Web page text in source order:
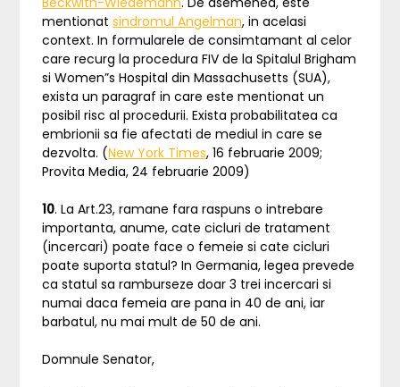
mentionatsindromul Angelman, in acelasi
context. In formularele de consimtamant al celor
care recurg la procedura FIV de la Spitalul Brigham
si Women”s Hospital din Massachusetts (SUA),
exista un paragraf in care este mentionat un
posibil risc al procedurii. Exista probabilitatea ca
embrionii sa fie afectati de mediul in care se
dezvolta. (New York Times, 16 februarie 2009;
Provita Media, 24 februarie 2009)
10. La Art.23, ramane fara raspuns o intrebare
importanta, anume, cate cicluri de tratament
(incercari) poate face o femeie si cate cicluri
poate suporta statul? In Germania, legea prevede
ca statul sa ramburseze doar 3 trei incercari si
numai daca femeia are pana in 40 de ani, iar
barbatul, nu mai mult de 50 de ani.
Domnule Senator,